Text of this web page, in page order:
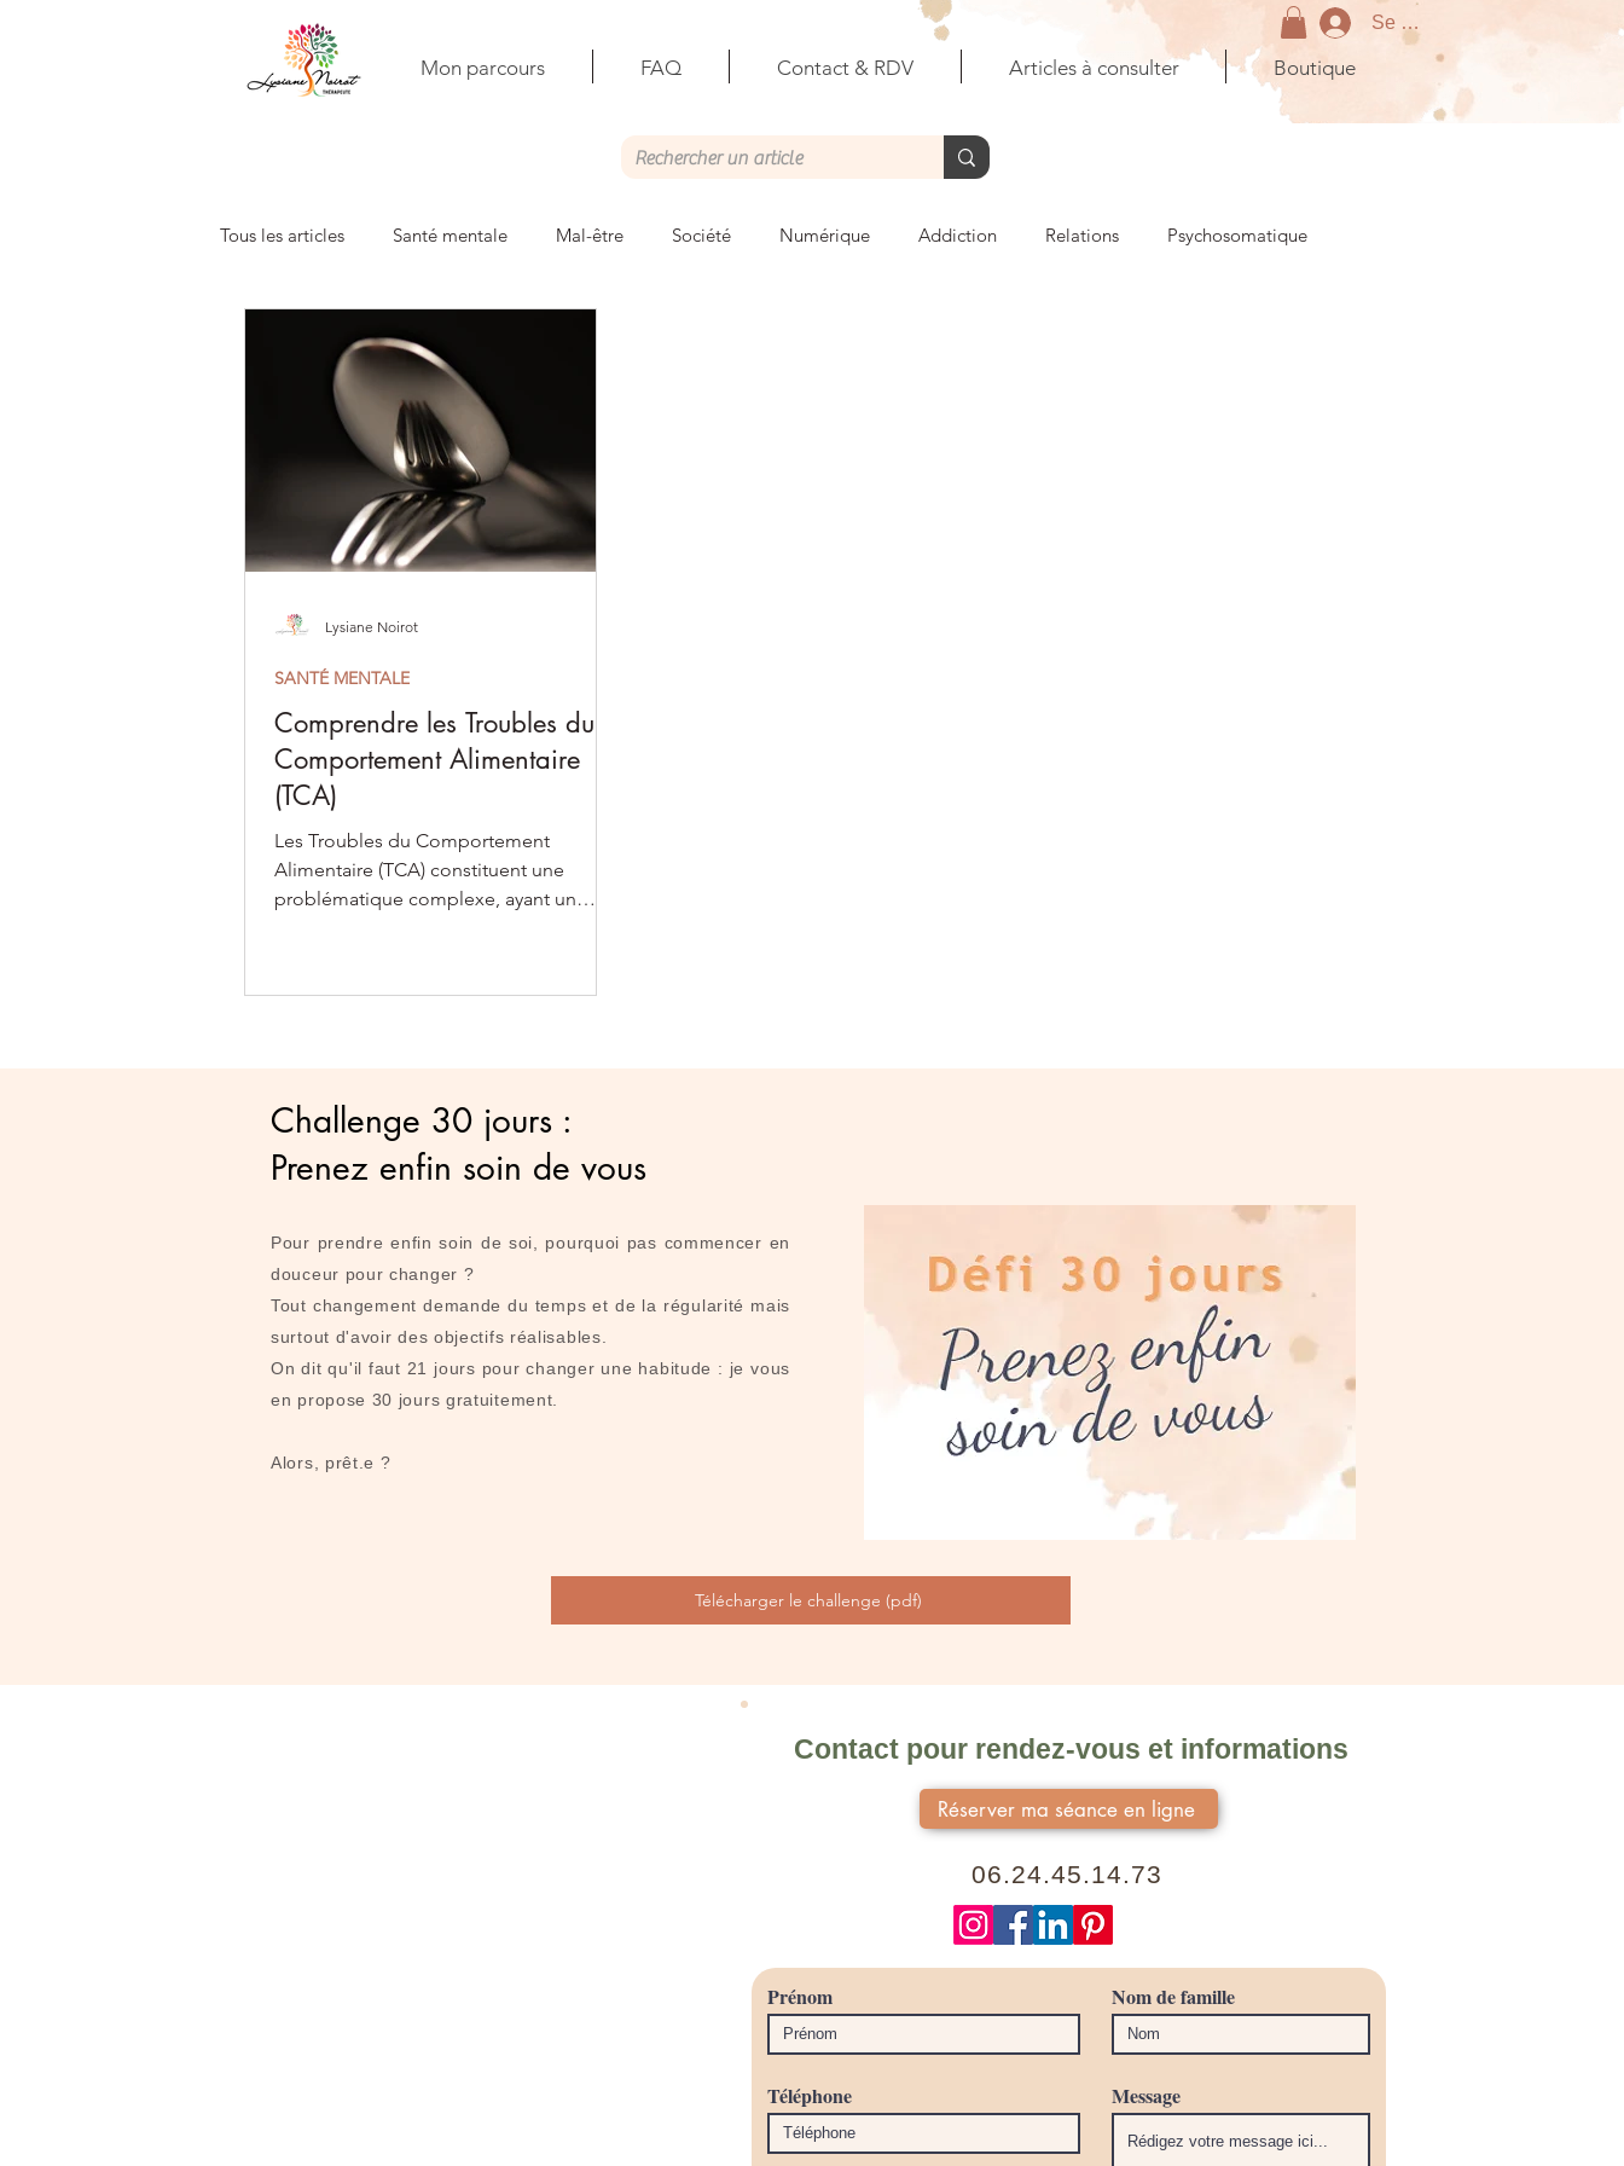
Se connecter
Mon parcours FAQ Contact & RDV Articles à consulter Boutique
Tous les articles Santé mentale Mal-être Société Numérique Addiction Relations Psychosomatique
Constellations familiales
Comprendre les Troubles du
Comportement Alimentaire
(TCA)
Les Troubles du Comportement
Alimentaire (TCA) constituent une
problématique complexe, ayant un
SANTÉ MENTALE
Lysiane Noirot
Challenge 30 jours :
Prenez enfin soin de vous
Pour prendre enfin soin de soi, pourquoi pas commencer en
douceur pour changer ?
Tout changement demande du temps et de la régularité mais
surtout d'avoir des objectifs réalisables.
On dit qu'il faut 21 jours pour changer une habitude : je vous
en propose 30 jours gratuitement.
Alors, prêt.e ?​​
Télécharger le challenge (pdf)
Contact pour rendez-vous et informations
Réserver ma séance en ligne
06.24.45.14.73
Prénom Nom de famille
Téléphone Message